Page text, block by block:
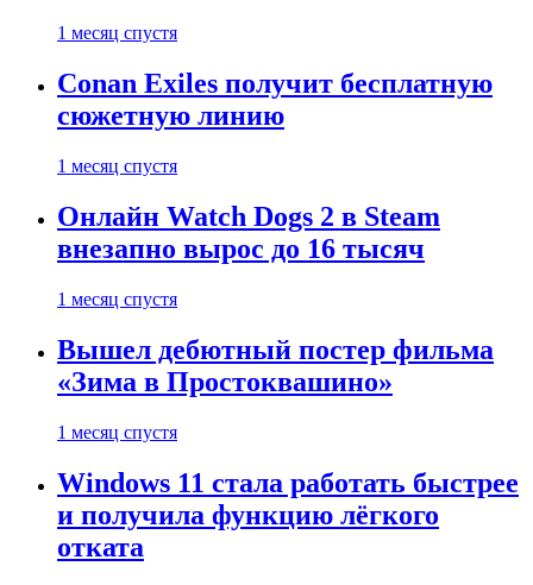
1 месяц спустя
Conan Exiles получит бесплатную
сюжетную линию
1 месяц спустя
Онлайн Watch Dogs 2 в Steam
внезапно вырос до 16 тысяч
1 месяц спустя
Вышел дебютный постер фильма
«Зима в Простоквашино»
1 месяц спустя
Windows 11 стала работать быстрее
и получила функцию лёгкого
отката